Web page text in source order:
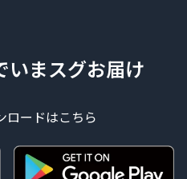
いまスグお届け
ロードはこちら